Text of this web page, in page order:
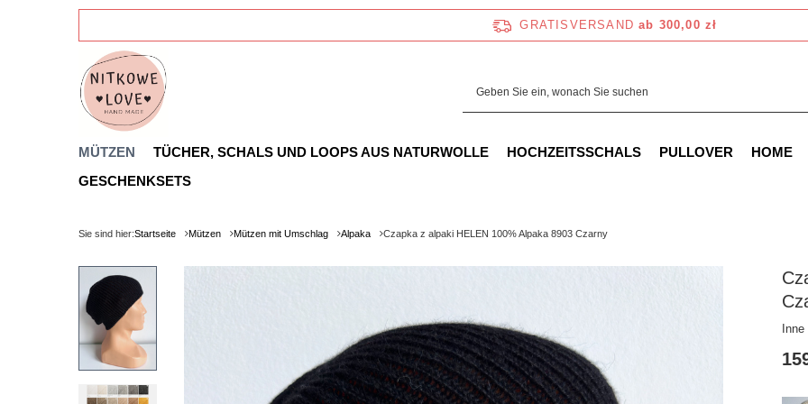
GRATISVERSAND ab 300,00 zł
MÜTZEN TÜCHER, SCHALS UND LOOPS AUS NATURWOLLE HOCHZEITSSCHALS PULLOVER
HOME
GESCHENKSETS
Sie sind hier:Startseite Mützen Mützen mit Umschlag Alpaka Czapka z alpaki HELEN 100% Alpaka 8903 Czarny